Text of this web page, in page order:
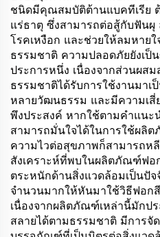
ชนิดมีคุณสมบัติต้านแบคทีเรีย
แร่ธาตุ ซึ่งสามารถต่อสู้กับฟันผุ
โรคเหงือก และช่วยให้ลมหาย
ธรรมชาติ ความปลอดภัยยังเป็
ประการหนึ่ง เนื่องจากส่วนผส
ธรรมชาติได้รับการใช้งานมาเ
หลายวัฒนธรรม และมีความเสี่
พึงประสงค์ หากใช้ตามคำแนะ
สามารถมั่นใจได้ในการใช้ผลิ
ความไวต่อสุขภาพก็สามารถห
สังเคราะห์ที่พบในผลิตภัณฑ์ฟอ
ตระหนักด้านสิ่งแวดล้อมเป็นปั
จำนวนมากให้หันมาใช้วิธีฟอ
เนื่องจากผลิตภัณฑ์เหล่านี้มักป
สลายได้ตามธรรมชาติ มีการจั